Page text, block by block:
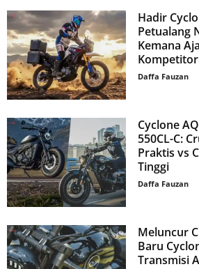
Hadir
Petualang
Kemana
Daffa Fauzan
Cyclone
550CL-C:
Praktis vs
Tinggi
Daffa Fauzan
Meluncur
Baru
Transmisi